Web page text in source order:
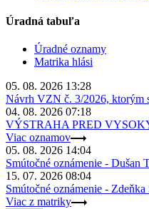
Úradná tabuľa
Úradné oznamy
Matrika hlási
05. 08. 2026 13:28
Návrh VZN č. 3/2026, ktorým
04. 08. 2026 07:18
VÝSTRAHA PRED
Viac oznamov
05. 08. 2026 14:04
Smútočné oznámenie - Dušan
15. 07. 2026 08:04
Smútočné oznámenie -
Viac z matriky